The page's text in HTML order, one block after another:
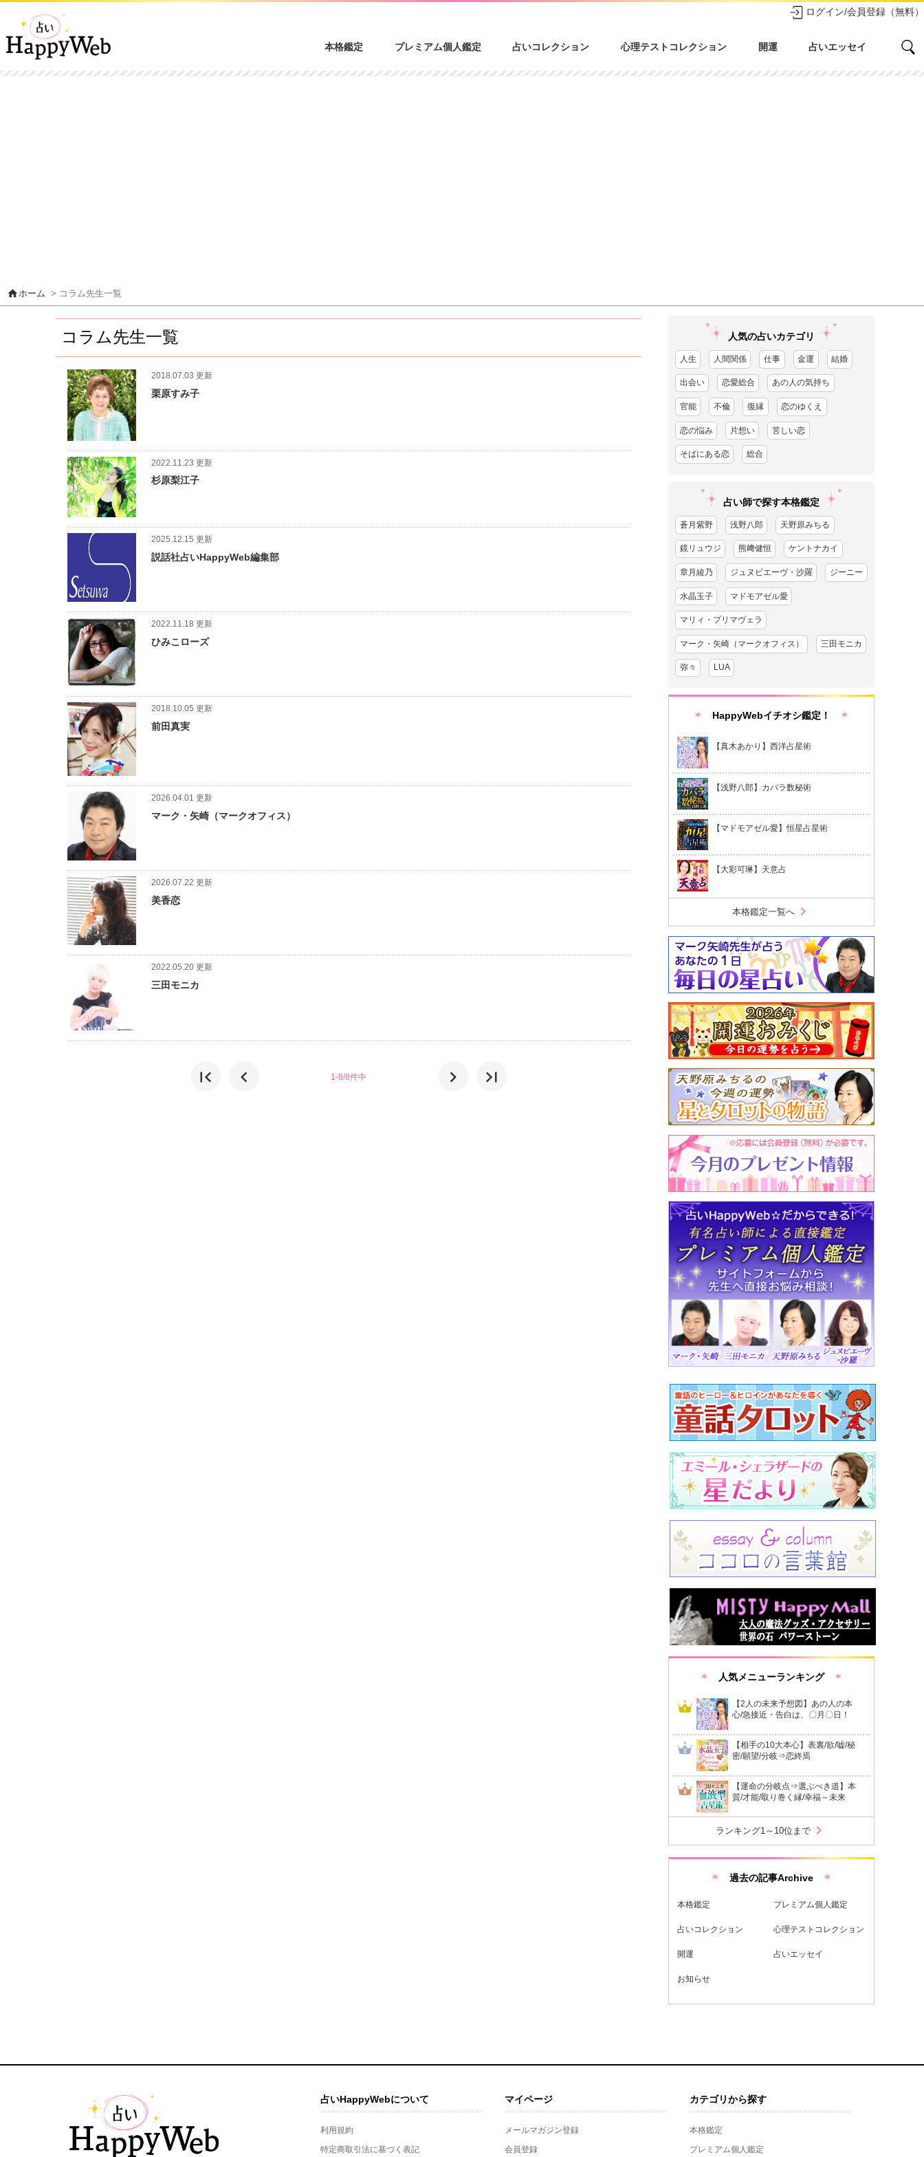
ログイン/会員登録（無料）
本格鑑定 プレミアム個人鑑定 占いコレクション 心理テストコレクション 開運 占いエッセイ
homeホーム > コラム先生一覧
コラム先生一覧
2018.07.03 更新
栗原すみ子
2022.11.23 更新
杉原梨江子
2025.12.15 更新
説話社占いHappyWeb編集部
2022.11.18 更新
ひみこローズ
2018.10.05 更新
前田真実
2026.04.01 更新
マーク・矢崎（マークオフィス）
2026.07.22 更新
美香恋
2022.05.20 更新
三田モニカ
first_page chevron_left 1-8/8件中 chevron_right last_page
人気の占いカテゴリ
人生 人間関係 仕事 金運 結婚
出会い 恋愛総合 あの人の気持ち
官能 不倫 復縁 恋のゆくえ
恋の悩み 片想い 苦しい恋
そばにある恋 総合
占い師で探す本格鑑定
蒼月紫野 浅野八郎 天野原みちる
鏡リュウジ 熊﨑健恒 ケントナカイ
章月綾乃 ジュヌビエーヴ・沙羅 ジーニー
水晶玉子 マドモアゼル愛
マリィ・プリマヴェラ
マーク・矢崎（マークオフィス） 三田モニカ
弥々 LUA
HappyWebイチオシ鑑定！
【真木あかり】西洋占星術
【浅野八郎】カバラ数秘術
【マドモアゼル愛】恒星占星術
【大彩可琳】天意占
本格鑑定一覧へchevron_right
人気メニューランキング
【2人の未来予想図】あの人の本
心/急接近・告白は、〇月〇日！
【相手の10大本心】表裏/欲/嘘/秘
密/願望/分岐⇒恋終焉
【運命の分岐点⇒選ぶべき道】本
質/才能/取り巻く縁/幸福～未来
ランキング1～10位まで chevron_right
過去の記事Archive
本格鑑定 プレミアム個人鑑定
占いコレクション 心理テストコレクション
開運 占いエッセイ
お知らせ
占いHappyWebについて
利用規約
特定商取引法に基づく表記
マイページ
メールマガジン登録
会員登録
カテゴリから探す
本格鑑定
プレミアム個人鑑定